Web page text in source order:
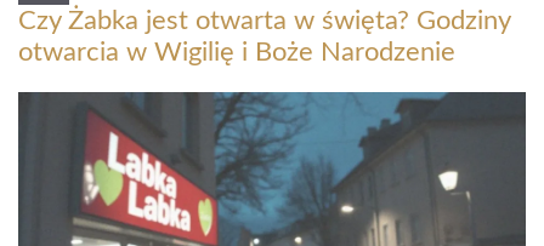
Czy Żabka jest otwarta w święta? Godziny
otwarcia w Wigilię i Boże Narodzenie